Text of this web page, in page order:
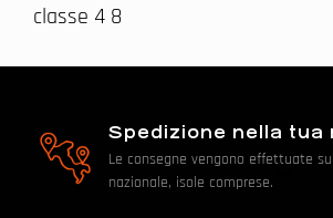
classe 4 8
Spedizione nella tua
Le consegne vengono effettuate
nazionale, isole comprese.